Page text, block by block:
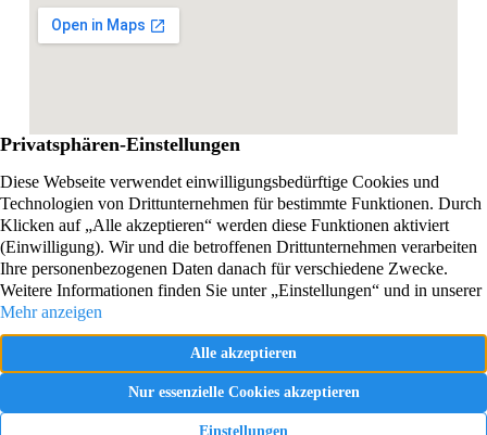
Datenschutzerklärung
Vertrag widerrufen